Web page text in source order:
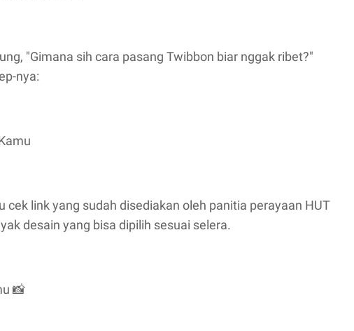
"Gimana sih cara pasang Twibbon biar nggak ribet?"
nya:
cek link yang sudah disediakan oleh panitia perayaan HUT
desain yang bisa dipilih sesuai selera.
📸